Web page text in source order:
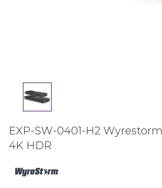
EXP-SW-0401-H2
4K HDR